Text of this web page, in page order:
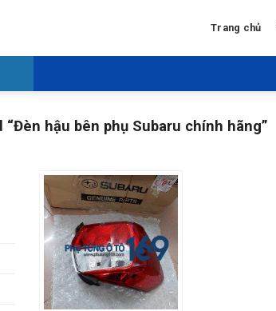
Trang chủ
hậu bên phụ Subaru chính hãng”